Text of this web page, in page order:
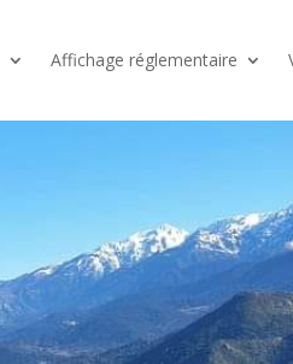
Affichage réglementaire